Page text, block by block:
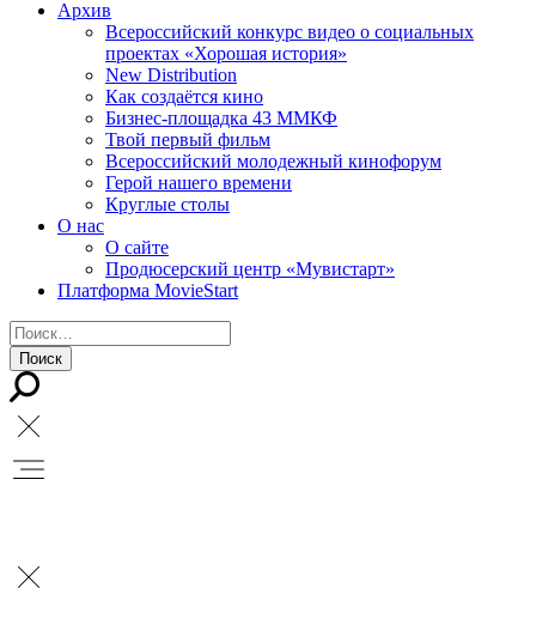
Архив
Всероссийский конкурс видео о социальных
проектах «Хорошая история»
New Distribution
Как создаётся кино
Бизнес-площадка 43 ММКФ
Твой первый фильм
Всероссийский молодежный кинофорум
Герой нашего времени
Круглые столы
О нас
О сайте
Продюсерский центр «Мувистарт»
Платформа MovieStart